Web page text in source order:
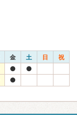
金 土 日 祝